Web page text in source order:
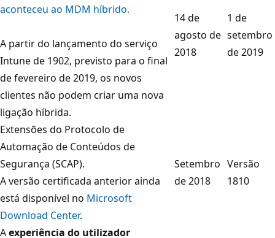
aconteceu ao MDM híbrido.
A partir do lançamento do serviço
Intune de 1902, previsto para o final
de fevereiro de 2019, os novos
clientes não podem criar uma nova
ligação híbrida.
14 de
agosto de
2018
1 de
setembro
de 2019
Extensões do Protocolo de
Automação de Conteúdos de
Segurança (SCAP).
A versão certificada anterior ainda
está disponível no Microsoft
Download Center.
Setembro
de 2018
Versão
1810
Aexperiência do utilizador